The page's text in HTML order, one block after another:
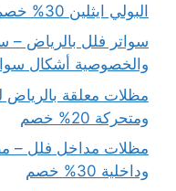
البولي ايثلين 30% خصم
سواتر فلل بالرياض –
والخصوصية أشكال سواتر
مظلات معلقة بالرياض
ومتحركة 20% خصم
مظلات مداخل فلل –
وداخلية 30% خصم